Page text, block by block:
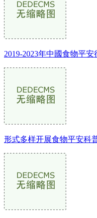
2019-2023年中國食物平
形式多样开展食物平安科